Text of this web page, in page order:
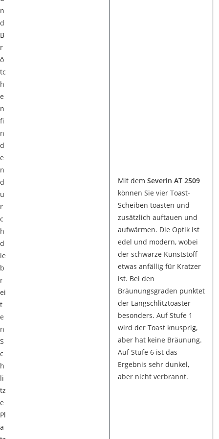
n
d
B
r
ö
tc
h
e
n
fi
n
d
e
n
d
u
r
c
h
d
ie
b
r
ei
t
e
n
S
c
h
li
tz
e
Pl
a
Mit dem Severin AT 2509
können Sie vier Toast-
Scheiben toasten und
zusätzlich auftauen und
aufwärmen. Die Optik ist
edel und modern, wobei
der schwarze Kunststoff
etwas anfällig für Kratzer
ist. Bei den
Bräunungsgraden punktet
der Langschlitztoaster
besonders. Auf Stufe 1
wird der Toast knusprig,
aber hat keine Bräunung.
Auf Stufe 6 ist das
Ergebnis sehr dunkel,
aber nicht verbrannt.